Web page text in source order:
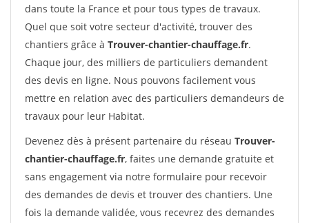
dans toute la France et pour tous types de travaux.
Quel que soit votre secteur d'activité, trouver des
chantiers grâce à Trouver-chantier-chauffage.fr.
Chaque jour, des milliers de particuliers demandent
des devis en ligne. Nous pouvons facilement vous
mettre en relation avec des particuliers demandeurs de
travaux pour leur Habitat.
Devenez dès à présent partenaire du réseau Trouver-
chantier-chauffage.fr, faites une demande gratuite et
sans engagement via notre formulaire pour recevoir
des demandes de devis et trouver des chantiers. Une
fois la demande validée, vous recevrez des demandes